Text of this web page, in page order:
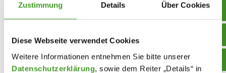
Zustimmung Details Über Cookies
Diese Webseite verwendet Cookies
Weitere Informationen entnehmen Sie bitte unserer
Datenschutzerklärung, sowie dem Reiter „Details“ in